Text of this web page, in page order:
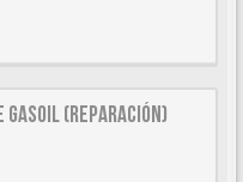
gasoil (reparación)